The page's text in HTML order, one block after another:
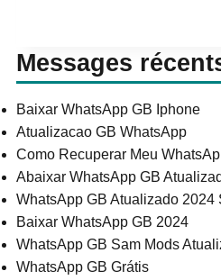
Messages
Baixar WhatsApp GB Iphone
Atualizacao GB WhatsApp
Como Recuperar Meu
Abaixar WhatsApp GB
WhatsApp GB Atualizado 2024
Baixar WhatsApp GB 2024
WhatsApp GB Sam Mods
WhatsApp GB Grátis